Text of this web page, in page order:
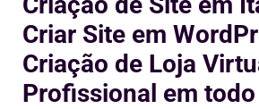
Criar Site em
Criação de Loja
Profissional em